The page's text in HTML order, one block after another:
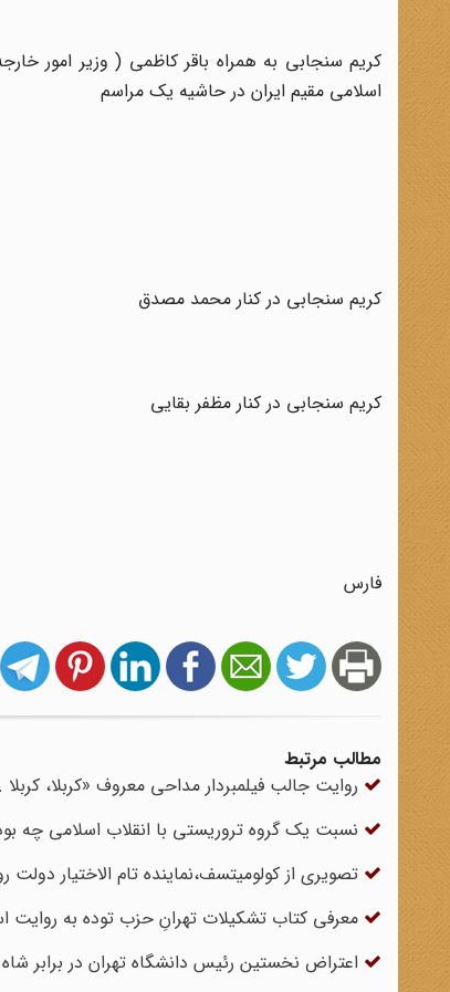
کریم سنجابی به همراه باقر کاظمی ( وزیر امور
اسلامی مقیم ایران در حاشیه یک مراسم
کریم سنجابی در کنار محمد مصدق
کریم سنجابی در کنار مظفر بقایی
فارس
مطالب مرتبط
روایت جالب فیلمبردار مداحی معروف «کربلا،
نسبت یک گروه تروریستی با انقلاب اسلامی چه
تصویری از کولومیتسف،نماینده تام الاختیار دولت
معرفی کتاب تشکیلات تهرانِ حزب توده به روایت
اعتراض نخستین رئیس دانشگاه تهران در برابر شاه